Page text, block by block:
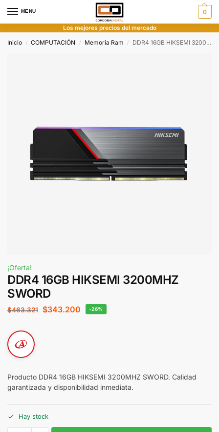
MENU 0
Los mejores precios del mercado
Inicio
/ COMPUTACIÓN / Memoria Ram / DDR4 16GB HIKSEMI 3200MHZ SWORD
¡Oferta!
DDR4 16GB HIKSEMI 3200MHZ
SWORD
$463.321 $343.200 -26%
Producto DDR4 16GB HIKSEMI 3200MHZ SWORD. Calidad
garantizada y disponibilidad inmediata.
Hay stock